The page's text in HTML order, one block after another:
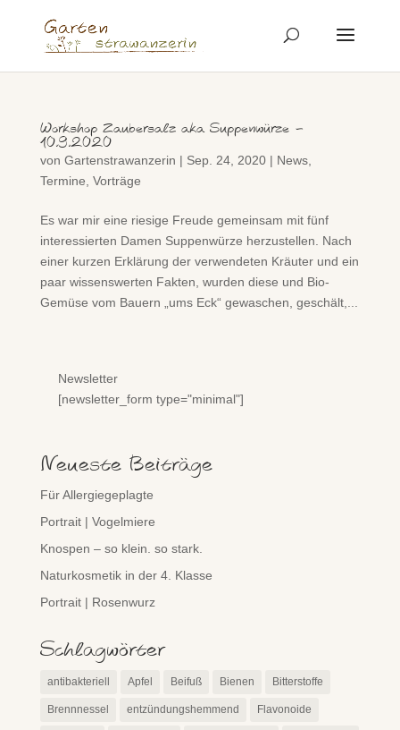
Workshop Zaubersalz aka Suppenwürze –
10.9.2020
von Gartenstrawanzerin | Sep. 24, 2020| News,
Termine Vorträge
Es war mir eine riesige Freude gemeinsam mit fünf
interessierten Damen Suppenwürze herzustellen. Nach
einer kurzen Erklärung der verwendeten Kräuter und ein
paar wissenswerten Fakten, wurden diese und Bio-
Gemüse vom Bauern „ums Eck“ gewaschen, geschält,...
Newsletter
[newsletter_form type="minimal"]
Neueste Beiträge
Für Allergiegeplagte
Portrait | Vogelmiere
Knospen – so klein. so stark.
Naturkosmetik in der 4. Klasse
Portrait | Rosenwurz
Schlagwörter
antibakteriell Apfel Beifuß Bienen Bitterstoffe
Brennnessel entzündungshemmend Flavonoide